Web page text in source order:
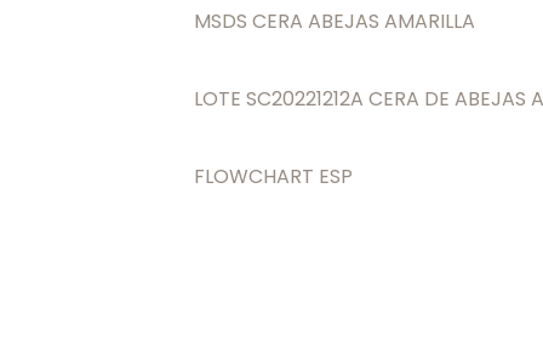
MSDS CERA ABEJAS AMARILLA
LOTE SC20221212A CERA DE ABEJAS
FLOWCHART ESP